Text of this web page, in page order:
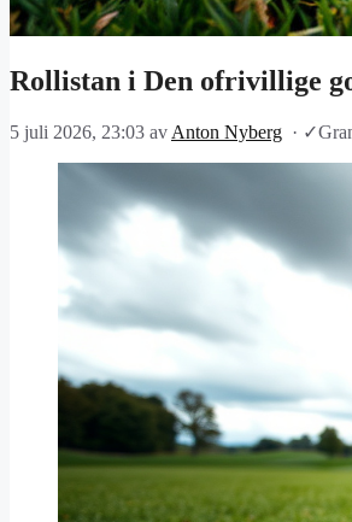
Rollistan i Den ofrivillige
5 juli 2026, 23:03 avAnton Nyberg · ✓